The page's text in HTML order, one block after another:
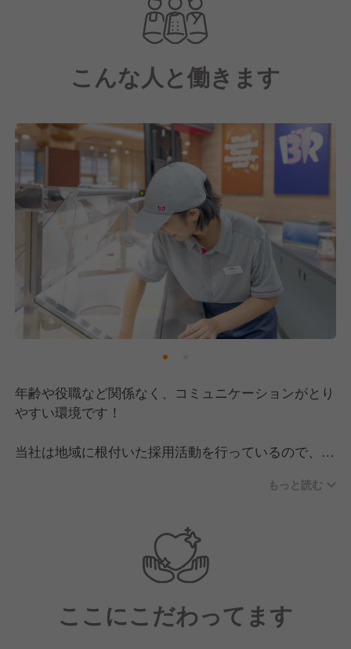
【サーティワンアイスクリームについて】
1945年アメリカのカリフォルニア州で創設された、
世界最大のアイスクリームチェーンのブランドです。
現在は世界各国で直営・フランチャイズ含め7,600店
舗以上を展開しています。
ン。現在、国内では1,200以上のサーティワンがあり
ます。
その中で私たち「株式会社イートスタイル」ではフラ
ンチャイズ店舗を全国に展開しています。
全国の「サーティワンアイスクリーム」から唯一選出
されるストア・オブ・ザ・イヤーに、当社の「都城
店」が輝いた実績も！
さらに、優良申告法人として2度の表彰を受けるな
ど、透明性の高い経営を実践してきました。
こんな人と働きます
年齢や役職など関係なく、コミュニケーションがとり
やすい環境です！
当社は地域に根付いた採用活動を行っているので、同
大型商業施設内に複数店舗が営業していることも多い
スタッフ同士で飲み会やイベントなども開催し、近隣
で働く社員同士の絆が生まれる空間！
そのため、新しい仲間をウェルカムムードで迎えてい
もっと読む
ここにこだわってます